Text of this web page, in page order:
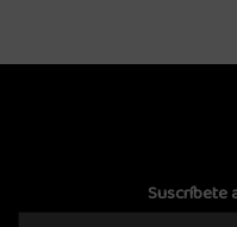
Suscríbete